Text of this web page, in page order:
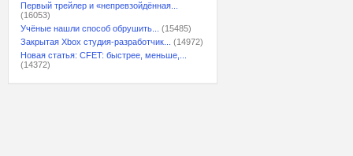
Первый трейлер и «непревзойдённая...
(16053)
Учёные нашли способ обрушить...
(15485)
Закрытая Xbox студия-разработчик...
(14972)
Новая статья: CFET: быстрее, меньше,...
(14372)